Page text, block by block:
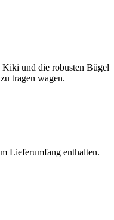
und die robusten Bügel
tragen wagen.
Lieferumfang enthalten.